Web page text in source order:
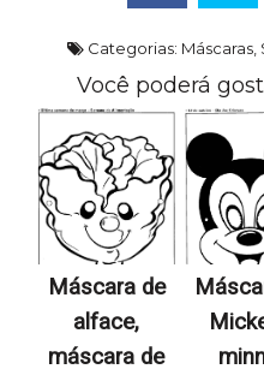
Categorias: Máscaras
Você poderá
Máscara de
alface,
máscara de